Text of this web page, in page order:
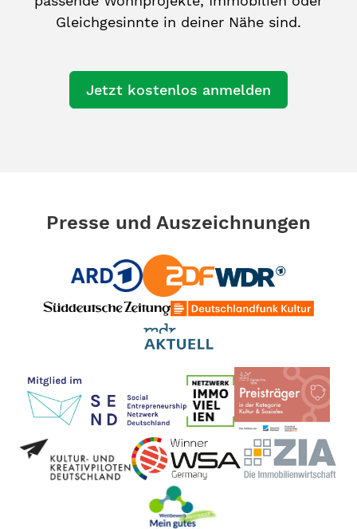
Gleichgesinnte in deiner Nähe sind.
Jetzt kostenlos anmelden
Presse und Auszeichnungen